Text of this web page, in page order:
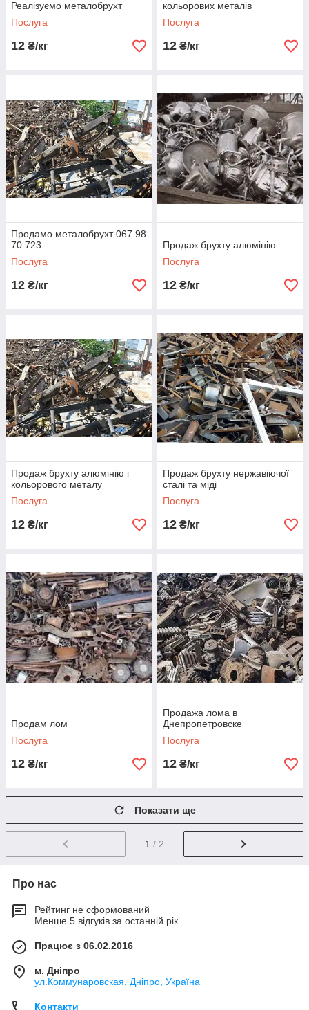
Реалізуємо металобрухт
Послуга
12 ₴/кг
кольорових металів
Послуга
12 ₴/кг
Продамо металобрухт 067 98
70 723
Послуга
12 ₴/кг
Продаж брухту алюмінію
Послуга
12 ₴/кг
Продаж брухту алюмінію і
кольорового металу
Послуга
12 ₴/кг
Продаж брухту нержавіючої
сталі та міді
Послуга
12 ₴/кг
Продам лом
Послуга
12 ₴/кг
Продажа лома в
Днепропетровске
Послуга
12 ₴/кг
Показати ще
1 / 2
Про нас
Рейтинг не сформований
Менше 5 відгуків за останній рік
Працює з 06.02.2016
м. Дніпро
ул.Коммунаровская, Дніпро, Україна
Контакти